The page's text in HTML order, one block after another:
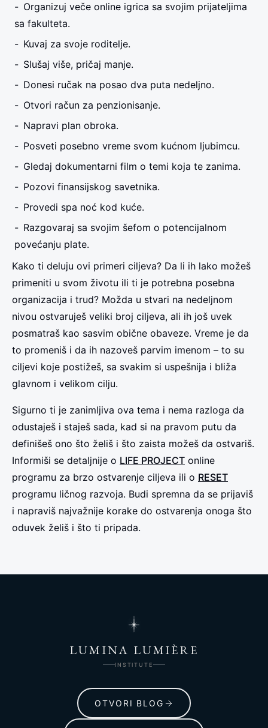
Organizuj veče online igrica sa svojim prijateljima
sa fakulteta.
Kuvaj za svoje roditelje.
Slušaj više, pričaj manje.
Donesi ručak na posao dva puta nedeljno.
Otvori račun za penzionisanje.
Napravi plan obroka.
Posveti posebno vreme svom kućnom ljubimcu.
Gledaj dokumentarni film o temi koja te zanima.
Pozovi finansijskog savetnika.
Provedi spa noć kod kuće.
Razgovaraj sa svojim šefom o potencijalnom
povećanju plate.
Kako ti deluju ovi primeri ciljeva? Da li ih lako možeš
primeniti u svom životu ili ti je potrebna posebna
organizacija i trud? Možda u stvari na nedeljnom
nivou ostvaruješ veliki broj ciljeva, ali ih još uvek
posmatraš kao sasvim obične obaveze. Vreme je da
to promeniš i da ih nazoveš parvim imenom – to su
ciljevi koje postižeš, sa svakim si uspešnija i bliža
glavnom i velikom cilju.
Sigurno ti je zanimljiva ova tema i nema razloga da
odustaješ i staješ sada, kad si na pravom putu da
definišeš ono što želiš i što zaista možeš da ostvariš.
Informiši se detaljnije o LIFE PROJECT online
programu za brzo ostvarenje ciljeva ili o RESET
programu ličnog razvoja. Budi spremna da se prijaviš
i napraviš najvažnije korake do ostvarenja onoga što
oduvek želiš i što ti pripada.
LUMINA LUMIÈRE
INSTITUTE
OTVORI BLOG